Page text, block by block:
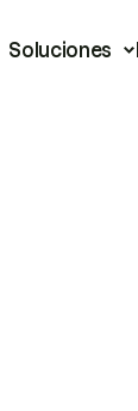
Soluciones